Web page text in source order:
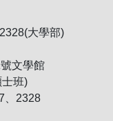
大學部)
文學館
班)
、2328